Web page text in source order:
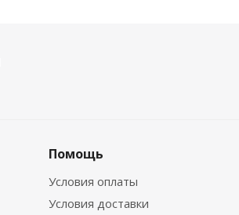
Помощь
Условия оплаты
Условия доставки